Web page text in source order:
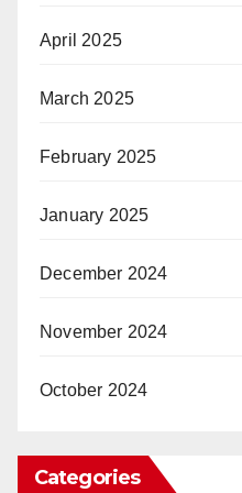
April 2025
March 2025
February 2025
January 2025
December 2024
November 2024
October 2024
Categories